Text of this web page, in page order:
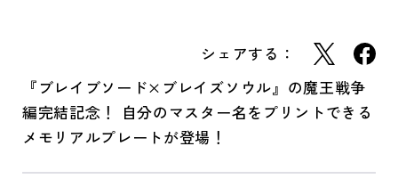
シェアする：
『ブレイブソード×ブレイズソウル』の魔王戦争
編完結記念！ 自分のマスター名をプリントできる
メモリアルプレートが登場！